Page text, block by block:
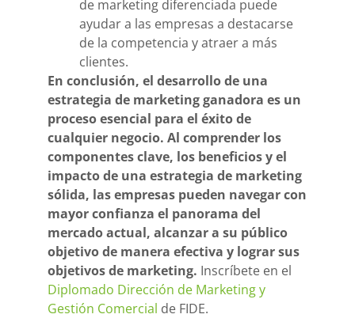
de marketing diferenciada puede
ayudar a las empresas a destacarse
de la competencia y atraer a más
clientes.
En conclusión, el desarrollo de una
estrategia de marketing ganadora es un
proceso esencial para el éxito de
cualquier negocio. Al comprender los
componentes clave, los beneficios y el
impacto de una estrategia de marketing
sólida, las empresas pueden navegar con
mayor confianza el panorama del
mercado actual, alcanzar a su público
objetivo de manera efectiva y lograr sus
objetivos de marketing. Inscríbete en el
Diplomado Dirección de Marketing y
Gestión Comercial de FIDE.